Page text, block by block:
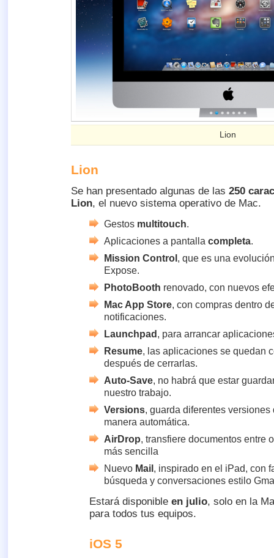
Lion
Lion
Se han presentado algunas de las 250
Lion, el nuevo sistema operativo de Mac.
Gestos multitouch.
Aplicaciones a pantalla completa.
Mission Control, que es una
Expose.
PhotoBooth renovado, con nuevos
Mac App Store, con compras dentro
notificaciones.
Launchpad, para arrancar
Resume, las aplicaciones se quedan
después de cerrarlas.
Auto-Save, no habrá que estar
nuestro trabajo.
Versions, guarda diferentes
manera automática.
AirDrop, transfiere documentos entre
más sencilla
Nuevo Mail, inspirado en el iPad, con
búsqueda y conversaciones estilo
Estará disponible en julio, solo en la
para todos tus equipos.
iOS 5